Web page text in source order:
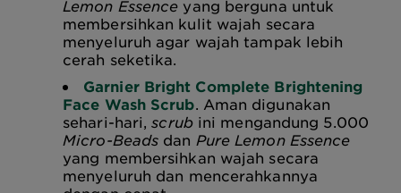
Lemon Essence yang berguna untuk
membersihkan kulit wajah secara
menyeluruh agar wajah tampak lebih
cerah seketika.
Garnier Bright Complete Brightening
Face Wash Scrub. Aman digunakan
sehari-hari,scrubini mengandung 5.000
Micro-Beads dan Pure Lemon Essence
yang membersihkan wajah secara
menyeluruh dan mencerahkannya